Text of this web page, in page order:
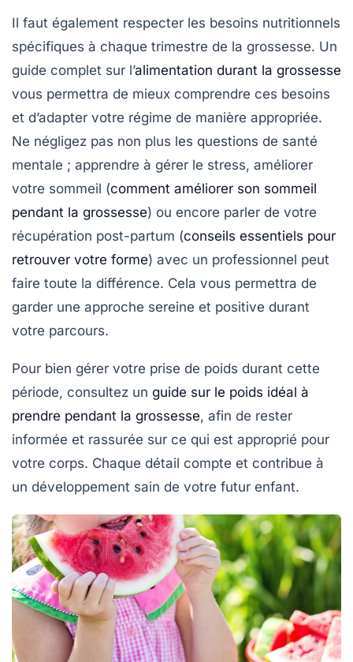
Il faut également respecter les besoins nutritionnels
spécifiques à chaque trimestre de la grossesse. Un
guide complet sur l’alimentation durant la grossesse
vous permettra de mieux comprendre ces besoins
et d’adapter votre régime de manière appropriée.
Ne négligez pas non plus les questions de santé
mentale ; apprendre à gérer le stress, améliorer
votre sommeil (comment améliorer son sommeil
pendant la grossesse) ou encore parler de votre
récupération post-partum (conseils essentiels pour
retrouver votre forme) avec un professionnel peut
faire toute la différence. Cela vous permettra de
garder une approche sereine et positive durant
votre parcours.
Pour bien gérer votre prise de poids durant cette
période, consultez un guide sur le poids idéal à
prendre pendant la grossesse, afin de rester
informée et rassurée sur ce qui est approprié pour
votre corps. Chaque détail compte et contribue à
un développement sain de votre futur enfant.